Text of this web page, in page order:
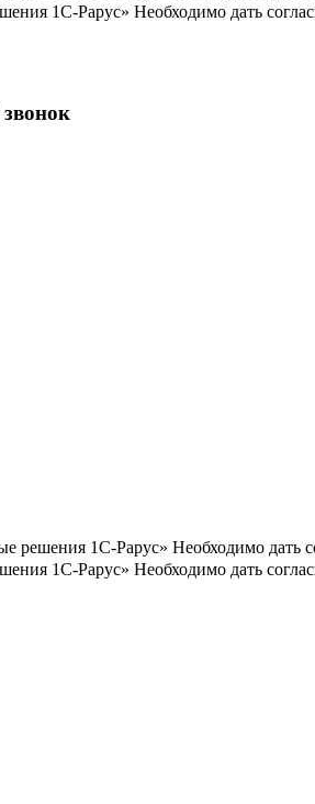
1С-Рарус» Необходимо дать
решения 1С-Рарус» Необходимо дать
1С-Рарус» Необходимо дать